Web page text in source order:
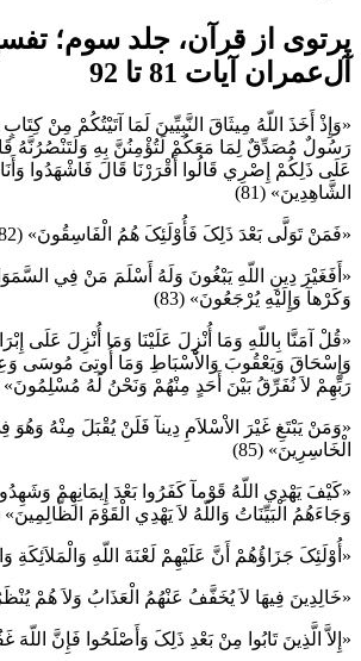
پرتوی از قرآن، جلد سوم؛
آل‌عمران آیات 81 تا 92
«وَإِذْ أَخَذَ اللّهُ مِيثَاقَ النَّبِيِّينَ لَمَا آتَيْتُكُمْ مِنْ
رَسُولٌ مُصَدِّقٌ لِمَا مَعَكُمْ لَتُؤْمِنُنَّ بِهِ وَلَتَنْصُرُنَّهُ
عَلَى ذَلِكُمْ إِصْرِي قَالُوا أَقْرَرْنَا قَالَ فَاشْهَدُوا
الشَّاهِدِينَ» (81)
«فَمَنْ تَوَلَّى بَعْدَ ذَلِکَ فَأُوْلَئِکَ هُمُ الْفَاسِقُونَ» (82)
«أَفَغَيْرَ دِينِ اللّهِ يَبْغُونَ وَلَهُ أَسْلَمَ مَنْ فِي
وَكَرْهآ وَإِلَيْهِ يُرْجَعُونَ» (83)
«قُلْ آمَنَّا بِاللّهِ وَمَا أُنْزِلَ عَلَيْنَا وَمَا أُنْزِلَ عَلَى
وَإِسْحَاقَ وَيَعْقُوبَ وَالاْسْبَاطِ وَمَا أُوتِىَ مُوسَى
رَبِّهِمْ لاَ نُفَرِّقُ بَيْنَ أَحَدٍ مِنْهُمْ وَنَحْنُ لَهُ مُسْلِمُونَ»
«وَمَنْ يَبْتَغِ غَيْرَ الاْسْلاَمِ دِينآ فَلَنْ يُقْبَلَ مِنْهُ وَهُوَ
الْخَاسِرِينَ» (85)
«كَيْفَ يَهْدِي اللّهُ قَوْمآ كَفَرُوا بَعْدَ إِيمَانِهِمْ
وَجَاءَهُمُ الْبَيِّنَاتُ وَاللّهُ لاَ يَهْدِي الْقَوْمَ الظَّالِمِينَ»
«أُوْلَئِکَ جَزَاؤُهُمْ أَنَّ عَلَيْهِمْ لَعْنَةَ اللّهِ وَالْمَلاَئِكَةِ
«خَالِدِينَ فِيهَا لاَ يُخَفَّفُ عَنْهُمُ الْعَذَابُ وَلاَ هُمْ
«إِلاَّ الَّذِينَ تَابُوا مِنْ بَعْدِ ذَلِکَ وَأَصْلَحُوا فَإِنَّ اللّهَ